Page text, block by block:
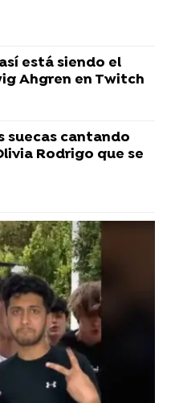
está siendo el
Ahgren en Twitch
suecas cantando
Rodrigo que se